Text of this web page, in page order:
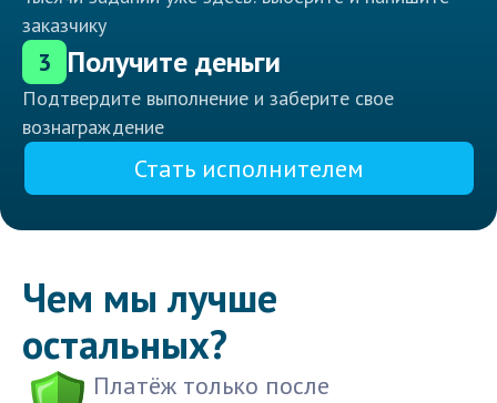
заказчику
3 Получите деньги
Подтвердите выполнение и заберите свое
вознаграждение
Стать исполнителем
Чем мы лучше
остальных?
Платёж только после